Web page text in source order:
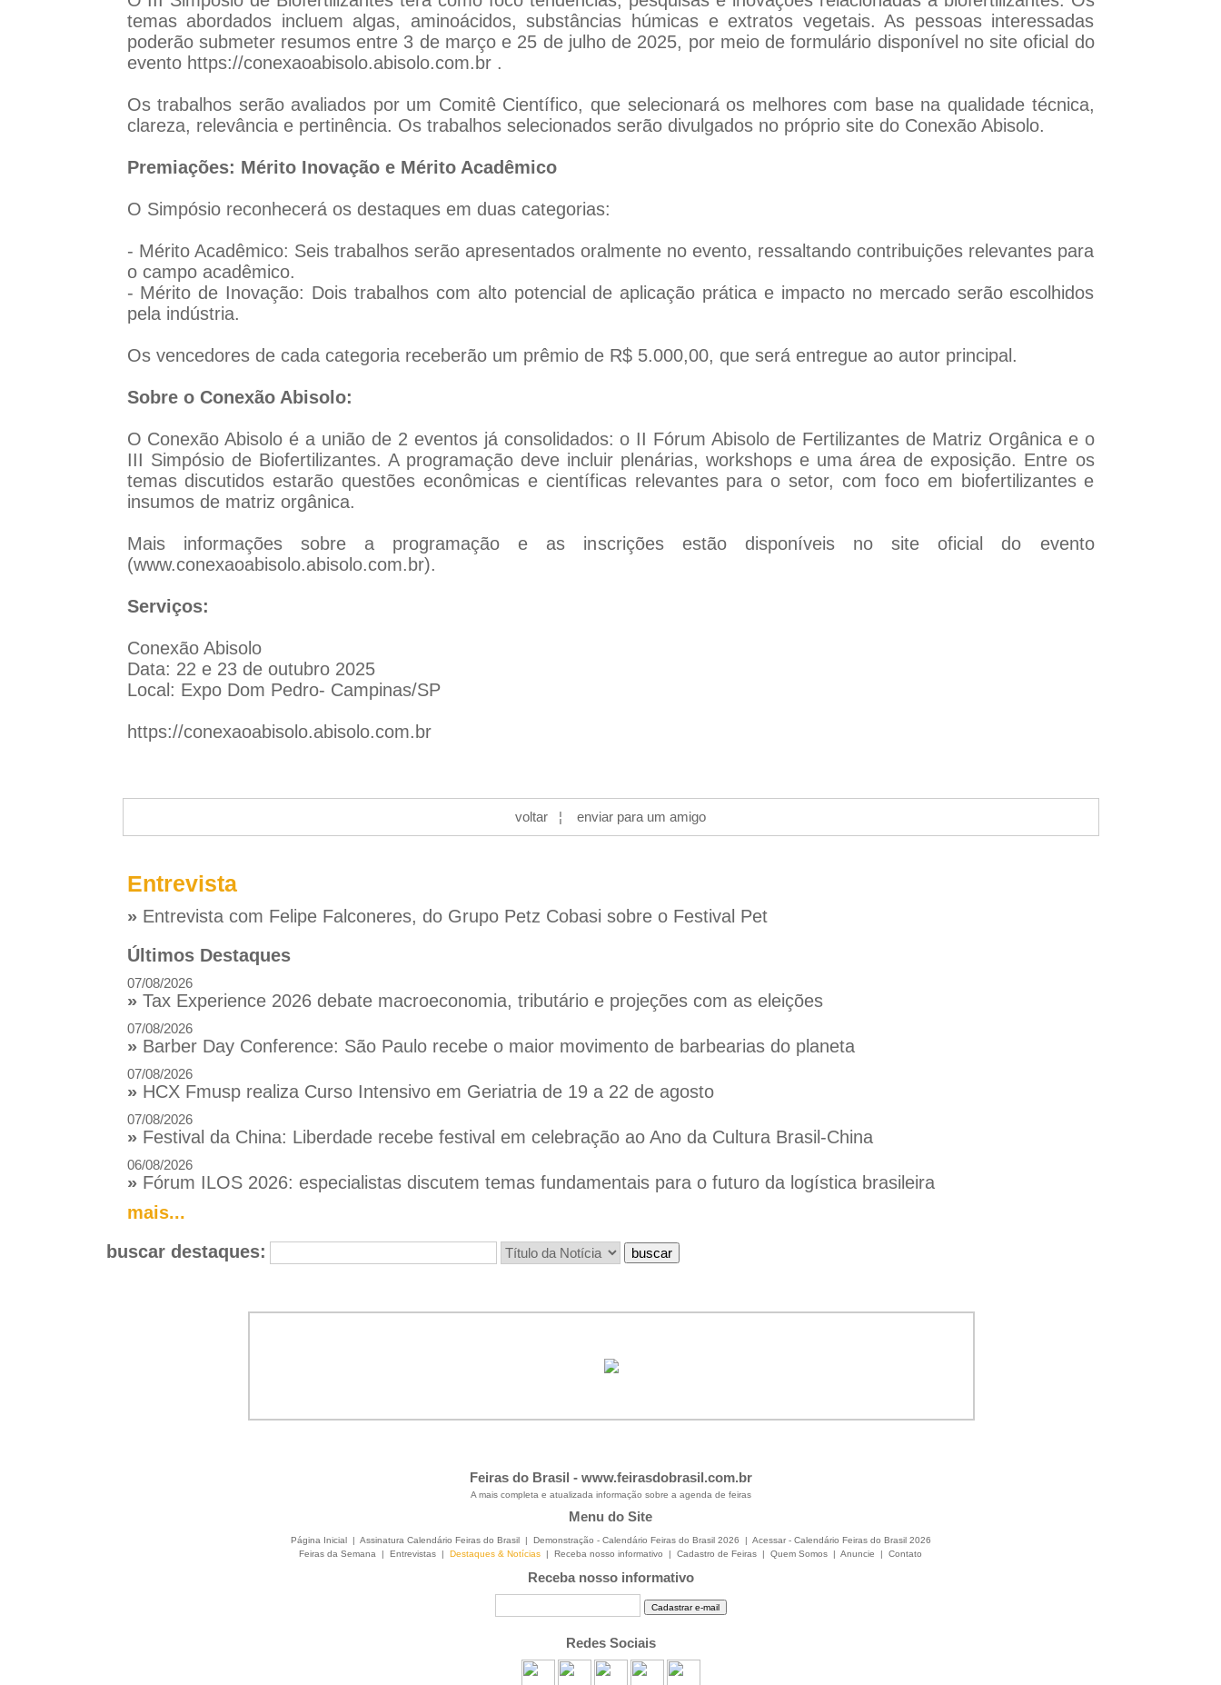
temas abordados incluem algas, aminoácidos, substâncias húmicas e extratos vegetais. As pessoas interessadas
poderão submeter resumos entre 3 de março e 25 de julho de 2025, por meio de formulário disponível no site oficial do
evento https://conexaoabisolo.abisolo.com.br .
Os trabalhos serão avaliados por um Comitê Científico, que selecionará os melhores com base na qualidade técnica,
clareza, relevância e pertinência. Os trabalhos selecionados serão divulgados no próprio site do Conexão Abisolo.
Premiações: Mérito Inovação e Mérito Acadêmico
O Simpósio reconhecerá os destaques em duas categorias:
- Mérito Acadêmico: Seis trabalhos serão apresentados oralmente no evento, ressaltando contribuições relevantes para
o campo acadêmico.
- Mérito de Inovação: Dois trabalhos com alto potencial de aplicação prática e impacto no mercado serão escolhidos
pela indústria.
Os vencedores de cada categoria receberão um prêmio de R$ 5.000,00, que será entregue ao autor principal.
Sobre o Conexão Abisolo:
O Conexão Abisolo é a união de 2 eventos já consolidados: o II Fórum Abisolo de Fertilizantes de Matriz Orgânica e o
III Simpósio de Biofertilizantes. A programação deve incluir plenárias, workshops e uma área de exposição. Entre os
temas discutidos estarão questões econômicas e científicas relevantes para o setor, com foco em biofertilizantes e
insumos de matriz orgânica.
Mais informações sobre a programação e as inscrições estão disponíveis no site oficial do evento
(www.conexaoabisolo.abisolo.com.br).
Serviços:
Conexão Abisolo
Data: 22 e 23 de outubro 2025
Local: Expo Dom Pedro- Campinas/SP
https://conexaoabisolo.abisolo.com.br
voltar ¦ enviar para um amigo
Entrevista
» Entrevista com Felipe Falconeres, do Grupo Petz Cobasi sobre o Festival Pet
Últimos Destaques
07/08/2026
» Tax Experience 2026 debate macroeconomia, tributário e projeções com as eleições
07/08/2026
» Barber Day Conference: São Paulo recebe o maior movimento de barbearias do planeta
07/08/2026
» HCX Fmusp realiza Curso Intensivo em Geriatria de 19 a 22 de agosto
07/08/2026
» Festival da China: Liberdade recebe festival em celebração ao Ano da Cultura Brasil-China
06/08/2026
» Fórum ILOS 2026: especialistas discutem temas fundamentais para o futuro da logística brasileira
mais...
buscar destaques:
Feiras do Brasil - www.feirasdobrasil.com.br
A mais completa e atualizada informação sobre a agenda de feiras
Menu do Site
Página Inicial | Assinatura Calendário Feiras do Brasil | Demonstração - Calendário Feiras do Brasil 2026 | Acessar - Calendário Feiras do Brasil 2026
Feiras da Semana
| Entrevistas | Destaques & Notícias | Receba nosso informativo | Cadastro de Feiras | Quem Somos | Anuncie | Contato
Receba nosso informativo
Redes Sociais